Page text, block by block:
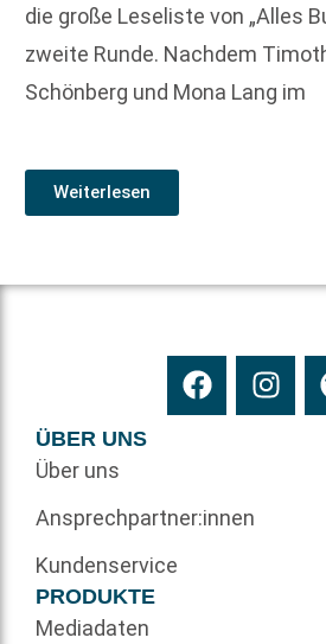
die große Leseliste von „Alles
zweite Runde. Nachdem
Schönberg und Mona Lang im
Weiterlesen
ÜBER UNS
Über uns
Ansprechpartner:innen
Kundenservice
PRODUKTE
Mediadaten